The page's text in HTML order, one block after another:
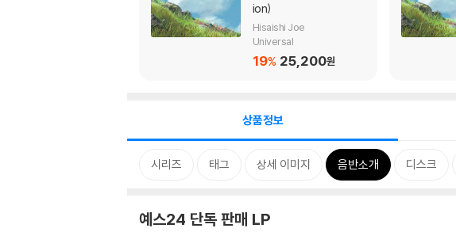
ion)
Hisaishi Joe
Universal
19% 25,200원
상품정보
시리즈 태그 상세 이미지 음반소개 디스크
예스24 단독 판매 LP